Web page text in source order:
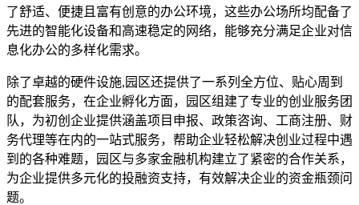
了舒适、便捷且富有创意的办公环境，这些办公场所均配备了
先进的智能化设备和高速稳定的网络，能够充分满足企业对信
息化办公的多样化需求。
除了卓越的硬件设施,园区还提供了一系列全方位、贴心周到
的配套服务，在企业孵化方面，园区组建了专业的创业服务团
队，为初创企业提供涵盖项目申报、政策咨询、工商注册、财
务代理等在内的一站式服务，帮助企业轻松解决创业过程中遇
到的各种难题，园区与多家金融机构建立了紧密的合作关系，
为企业提供多元化的投融资支持，有效解决企业的资金瓶颈问
题。